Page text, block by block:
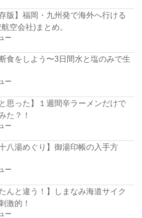
存版】福岡・九州発で海外へ行ける
空会社)まとめ。
ー
食をしよう〜3日間水と塩のみで生
ー
と思った】１週間辛ラーメンだけで
た？！
ー
十八湯めぐり】御湯印帳の入手方
ー
んと違う！】しまなみ海道サイク
激的！
ー